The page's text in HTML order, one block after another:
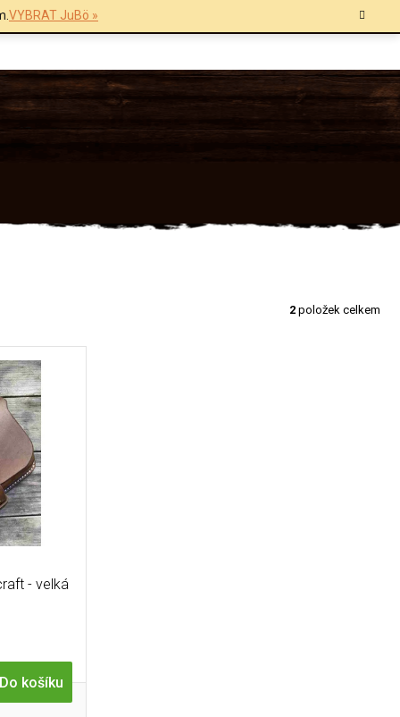
VYBRAT JuBö »
2 položek celkem
- velká
Do košíku